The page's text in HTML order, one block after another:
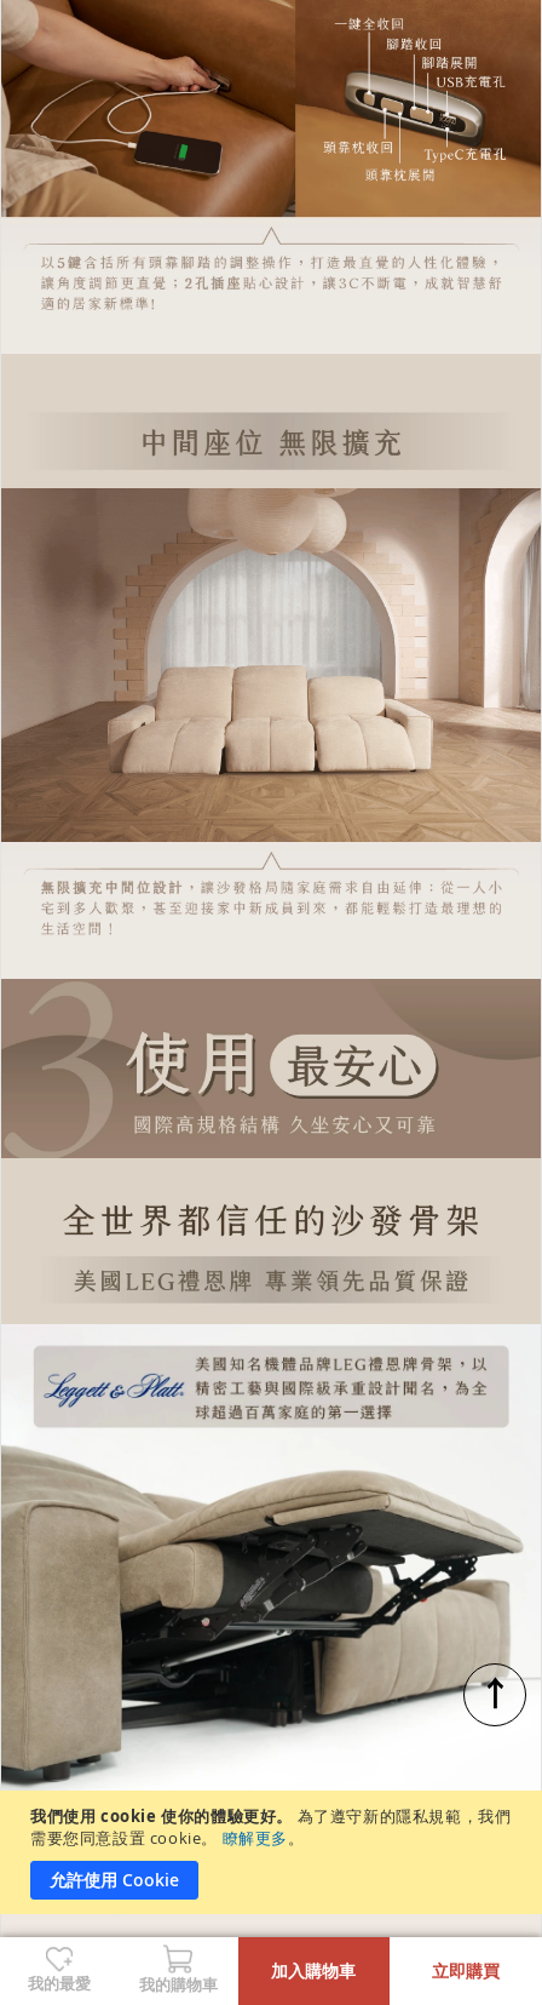
我們使用 cookie 使你的體驗更好。
為了遵守新的隱私規範，我們
需要您同意設置 cookie。
瞭解更多。
允許使用 Cookie
↑
我的最愛 我的購物車
加入購物車 立即購買
+
-